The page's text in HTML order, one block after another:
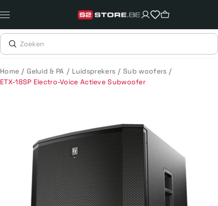
naar
content
Home / Geluid & PA / Luidsprekers / Sub woofers /
ETX-18SP Electro-Voice Actieve Subwoofer